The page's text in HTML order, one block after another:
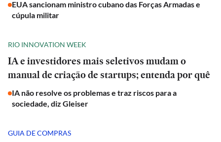
EUA sancionam ministro cubano das Forças Armadas e
cúpula militar
RIO INNOVATION WEEK
IA e investidores mais seletivos mudam o
manual de criação de startups; entenda por quê
IA não resolve os problemas e traz riscos para a
sociedade, diz Gleiser
GUIA DE COMPRAS